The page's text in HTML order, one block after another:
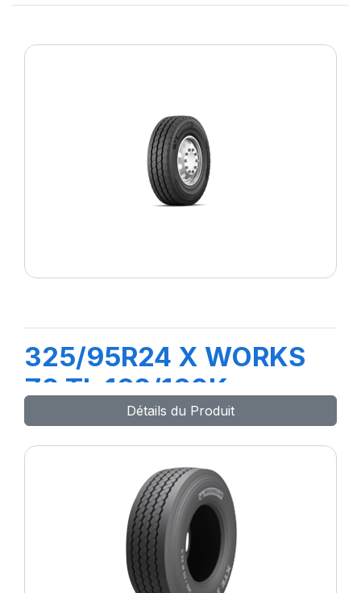
325/95R24 X WORKS
Z2 TL 162/160K
Détails du Produit